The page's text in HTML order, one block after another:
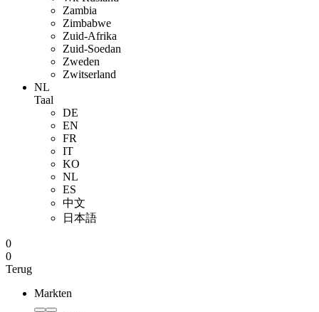
Zambia
Zimbabwe
Zuid-Afrika
Zuid-Soedan
Zweden
Zwitserland
NL
Taal
DE
EN
FR
IT
KO
NL
ES
中文
日本語
0
0
Terug
Markten